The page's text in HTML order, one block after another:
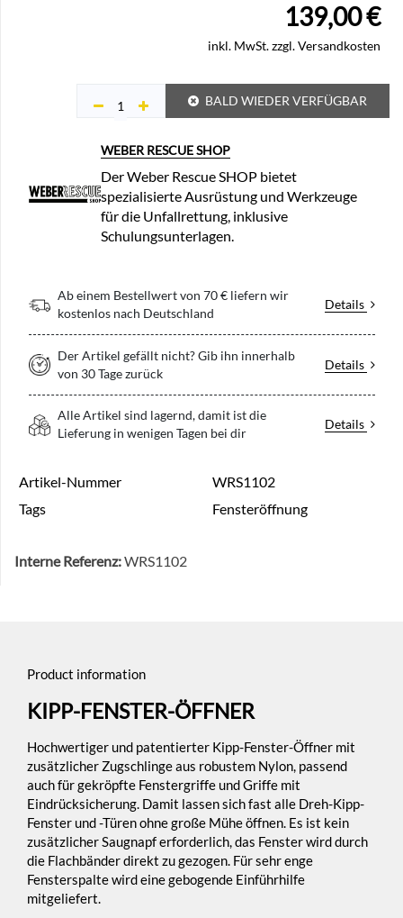
139,00€
inkl. MwSt. zzgl. Versandkosten
BALD WIEDER VERFÜGBAR
WEBER RESCUE SHOP
Der Weber Rescue SHOP bietet
spezialisierte Ausrüstung und Werkzeuge
für die Unfallrettung, inklusive
Schulungsunterlagen.
Ab einem Bestellwert von 70 € liefern wir
kostenlos nach Deutschland
Details
Der Artikel gefällt nicht? Gib ihn innerhalb
von 30 Tage zurück
Details
Alle Artikel sind lagernd, damit ist die
Lieferung in wenigen Tagen bei dir
Details
Artikel-Nummer
WRS1102
Tags
Fensteröffnung
Interne Referenz:WRS1102
Product information
KIPP-FENSTER-ÖFFNER
Hochwertiger und patentierter Kipp-Fenster-Öffner mit
zusätzlicher Zugschlinge aus robustem Nylon, passend
auch für gekröpfte Fenstergriffe und Griffe mit
Eindrücksicherung. Damit lassen sich fast alle Dreh-Kipp-
Fenster und -Türen ohne große Mühe öffnen. Es ist kein
zusätzlicher Saugnapf erforderlich, das Fenster wird durch
die Flachbänder direkt zu gezogen. Für sehr enge
Fensterspalte wird eine gebogende Einführhilfe
mitgeliefert.